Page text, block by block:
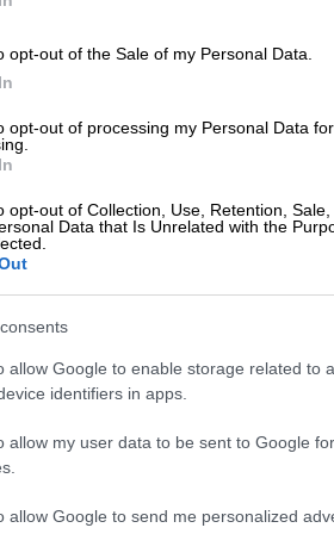
opt-out of the Sale of my Personal Data.
opt-out of processing my Personal Data
opt-out of Collection, Use, Retention,
Data that Is Unrelated with the
allow Google to enable storage related to
identifiers in apps.
allow my user data to be sent to Google
allow Google to send me personalized
Lifestyle|24.08.2025 07:35
Έπειτα από χρόνια μάχη
Our Network 01.08.2025 12:10
Γιώργος: Χωρισμένη